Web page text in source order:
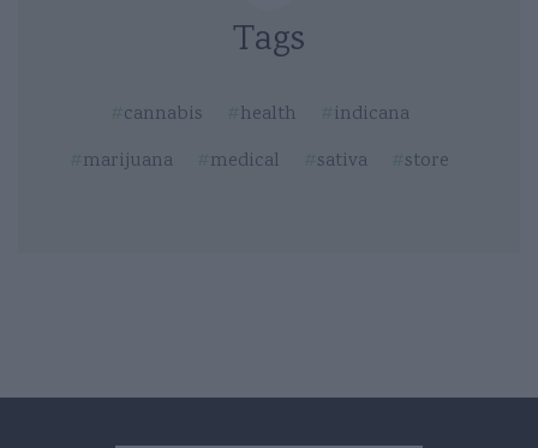
Tags
cannabis health
indicana
marijuana
medical sativa store